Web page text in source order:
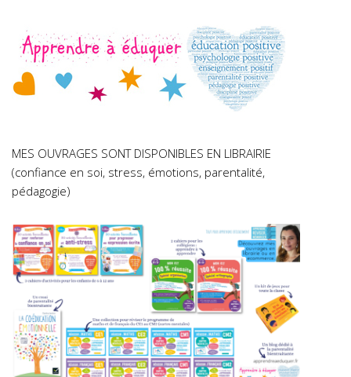
MES OUVRAGES SONT DISPONIBLES EN LIBRAIRIE
(confiance en soi, stress, émotions, parentalité,
pédagogie)